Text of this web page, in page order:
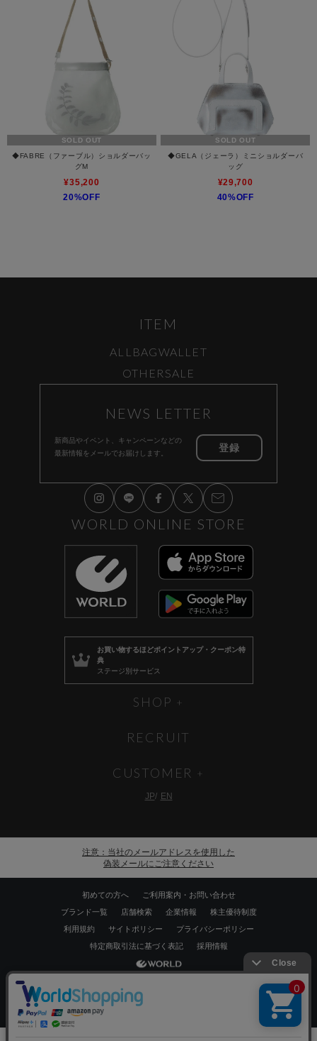
絞り込む
SOLD OUT
◆FABRE（ファーブル）ショルダーバッ
グM
¥35,200
20%OFF
SOLD OUT
◆GELA（ジェーラ）ミニショルダーバ
ッグ
¥29,700
40%OFF
ITEM
ALL BAGWALLET
OTHER SALE
NEWS LETTER
新商品やイベント、キャンペーンなどの
最新情報をメールでお届けします。
登録
WORLD ONLINE STORE
お買い物するほどポイントアップ・クーポン特
典
ステージ別サービス
SHOP
RECRUIT
CUSTOMER
JP EN
注意：当社のメールアドレスを使用した
偽装メールにご注意ください
初めての方へ
ご利用案内・お問い合わせ
ブランド一覧
店舗検索 企業情報
株主優待制度
利用規約
サイトポリシー
プライバシーポリシー
特定商取引法に基づく表記
採用情報